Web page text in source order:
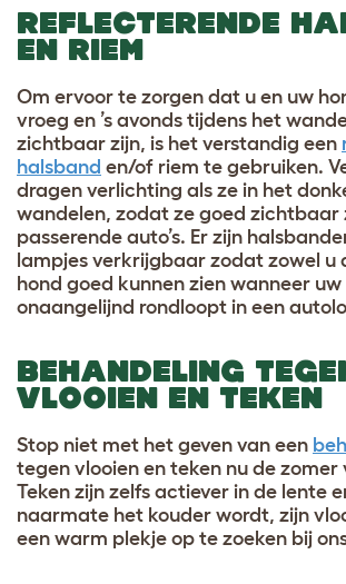
REFLECTERENDE
EN RIEM
Om ervoor te zorgen dat u en uw
vroeg en ’s avonds tijdens het
zichtbaar zijn, is het verstandig een
halsband en/of riem te gebruiken.
dragen verlichting als ze in het
wandelen, zodat ze goed zichtbaar
passerende auto’s. Er zijn
lampjes verkrijgbaar zodat zowel u
hond goed kunnen zien wanneer uw
onaangelijnd rondloopt in een
BEHANDELING
VLOOIEN EN TEKEN
Stop niet met het geven van een
tegen vlooien en teken nu de zomer
Teken zijn zelfs actiever in de lente
naarmate het kouder wordt, zijn
een warm plekje op te zoeken bij